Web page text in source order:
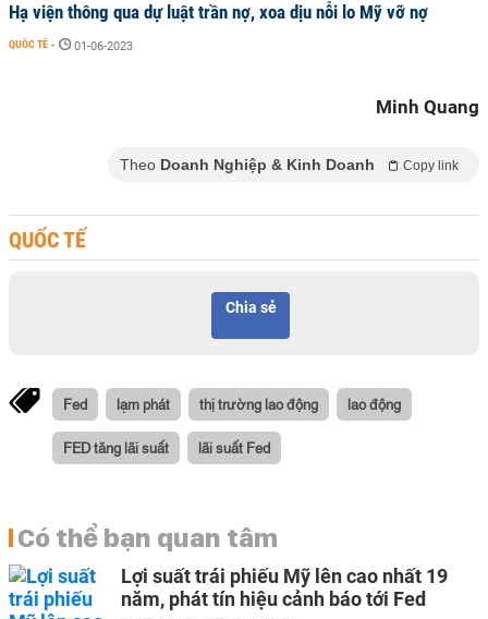
Hạ viện thông qua dự luật trần nợ, xoa dịu nỗi lo Mỹ vỡ nợ
QUỐC TẾ - 01-06-2023
Minh Quang
Theo Doanh Nghiệp & Kinh Doanh Copy link
QUỐC TẾ
Chia sẻ
Fed lạm phát thị trường lao động lao động
FED tăng lãi suất lãi suất Fed
Có thể bạn quan tâm
Lợi suất trái phiếu Mỹ lên cao nhất 19
năm, phát tín hiệu cảnh báo tới Fed